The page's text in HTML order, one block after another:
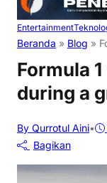
Entertainment
Beranda » Blog »
Formula
during a
By Qurrotul Aini•
Bagikan